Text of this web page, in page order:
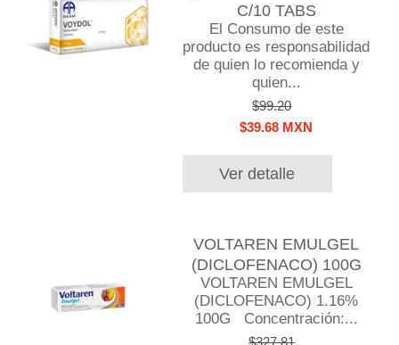
C/10 TABS
El Consumo de este
producto es responsabilidad
de quien lo recomienda y
quien...
$99.20
$39.68 MXN
Ver detalle
VOLTAREN EMULGEL
(DICLOFENACO) 100G
VOLTAREN EMULGEL
(DICLOFENACO) 1.16%
100G Concentración:...